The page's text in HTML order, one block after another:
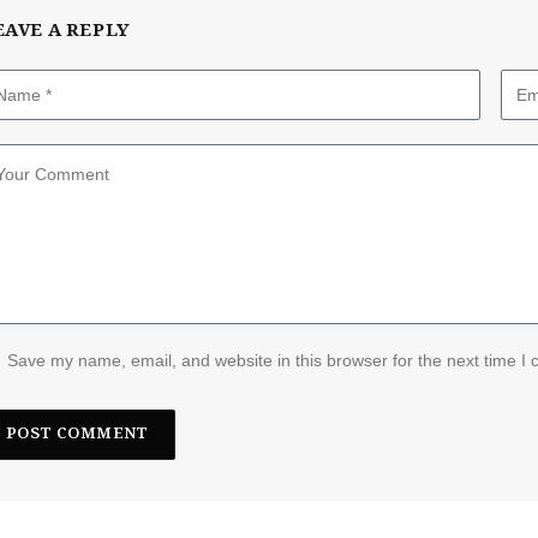
A REPLY
Save my name, email, and website in this browser for the next time I